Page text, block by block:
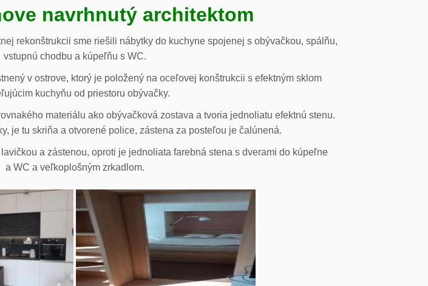
navrhnutý architektom
rekonštrukcii sme riešili nábytky do kuchyne spojenej s obývačkou, spálňu,
vstupnú chodbu a kúpeľňu s WC.
v ostrove, ktorý je položený na oceľovej konštrukcii s efektným sklom
kuchyňu od priestoru obývačky.
materiálu ako obývačková zostava a tvoria jednoliatu efektnú stenu.
je tu skriňa a otvorené police, zástena za posteľou je čalúnená.
a zástenou, oproti je jednoliata farebná stena s dverami do kúpeľne
a WC a veľkoplošným zrkadlom.